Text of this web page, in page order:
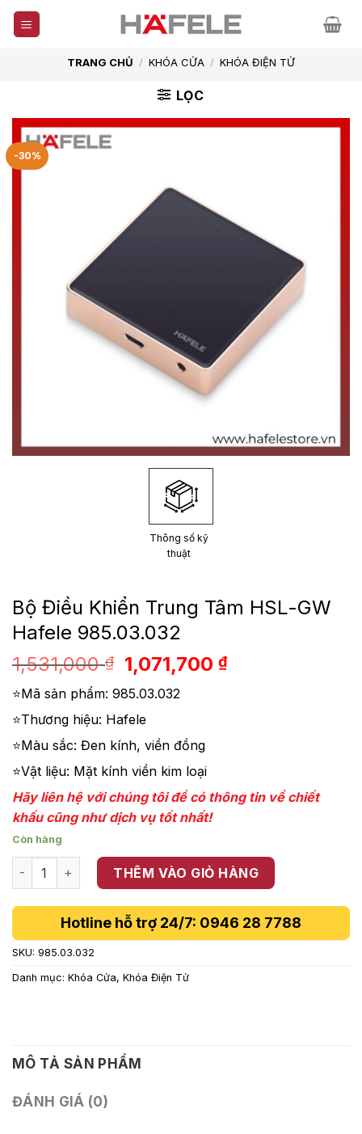
Skip
TRANG CHỦ / KHÓA CỬA / KHÓA ĐIỆN TỬ
LỌC
-30%
Thông số kỹ
thuật
Bộ Điều Khiển Trung Tâm HSL-GW
Hafele 985.03.032
1,531,000₫
Giá
gốc
là:
1,531,000 ₫.
1,071,700₫Giá
⭐Mã sản phẩm: 985.03.032
⭐Thương hiệu: Hafele
⭐Màu sắc: Đen kính, viền đồng
⭐Vật liệu: Mặt kính viền kim loại
Hãy liên hệ với chúng tôi để có thông tin về chiết
khấu cũng như dịch vụ tốt nhất!
Còn hàng
Bộ Điều Khiển Trung Tâm HSL-GW Hafele 985.03.032 số
THÊM VÀO GIỎ HÀNG
Hotline hỗ trợ 24/7: 0946 28 7788
SKU: 985.03.032
Danh mục: Khóa Cửa, Khóa Điện Tử
MÔ TẢ SẢN PHẨM
ĐÁNH GIÁ (0)